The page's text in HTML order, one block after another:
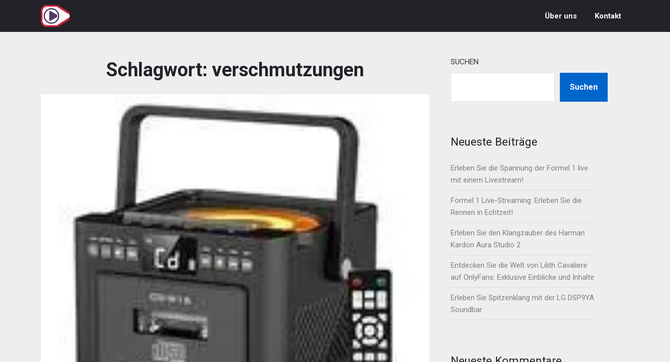
springen
Über uns Kontakt
Schlagwort: verschmutzungen SUCHEN
Suchen
Neueste Beiträge
Erleben Sie die Spannung der Formel 1 live
mit einem Livestream!
Formel 1 Live-Streaming: Erleben Sie die
Rennen in Echtzeit!
Erleben Sie den Klangzauber des Harman
Kardon Aura Studio 2
Entdecken Sie die Welt von Lilith Cavaliere
auf OnlyFans: Exklusive Einblicke und Inhalte
Erleben Sie Spitzenklang mit der LG DSP9YA
Soundbar